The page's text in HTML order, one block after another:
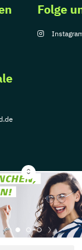
Folge
GmbH